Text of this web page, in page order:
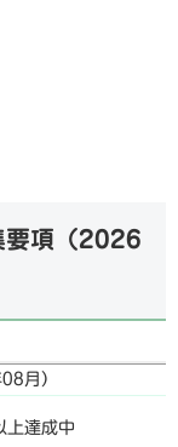
項（2026
月 ）
上達成中